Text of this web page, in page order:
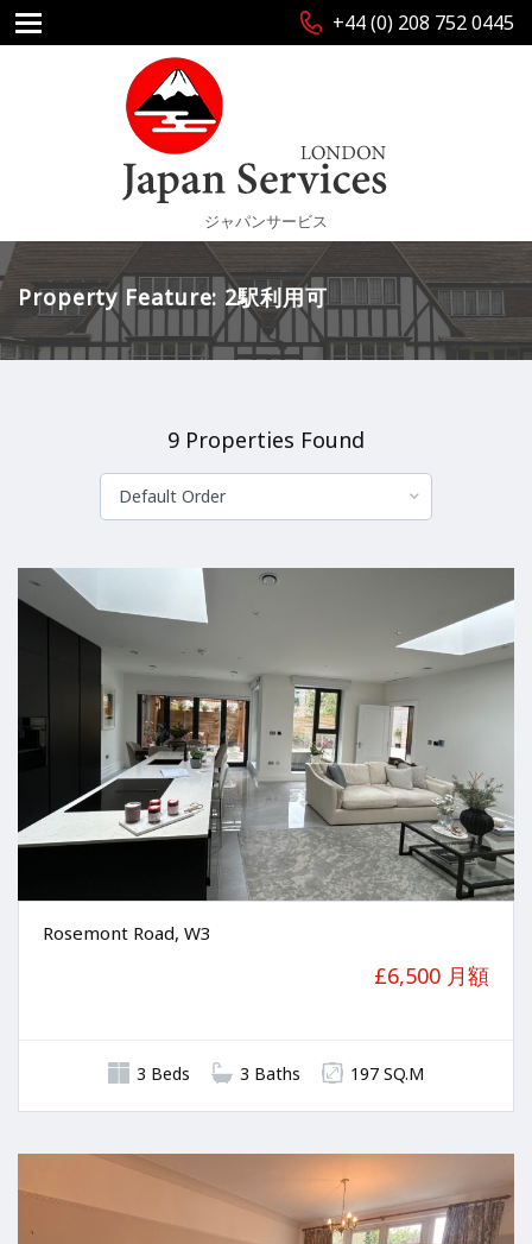
+44 (0) 208 752 0445
ジャパンサービス
Property Feature: 2駅利用可
9 Properties Found
Default Order
Rosemont Road, W3
£6,500 月額
3 Beds 3 Baths 197 SQ.M